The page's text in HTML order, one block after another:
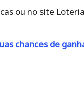
ou no site
chances de